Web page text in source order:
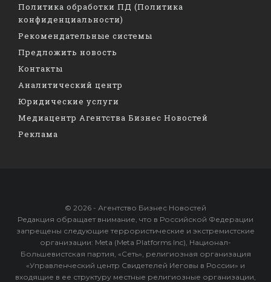
Политика обработки ПД (Политика
конфиденциальности)
Рекомендательные системы
Предложить новость
Контакты
Аналитический центр
Юридические услуги
Медиацентр Агентства Бизнес Новостей
Реклама
© 2026 - Агентство Бизнес Новостей
Редакция обращает внимание, что в Российской Федерации
запрещены следующие террористические и экстремистские
организации: Meta (Meta Platforms Inc), Национал-
Большевистская партия, «Сеть», религиозная организация
«Управленческий центр Свидетелей Иеговы в России» и
входящие в ее структуру местные религиозные организации,